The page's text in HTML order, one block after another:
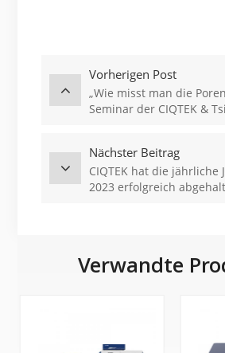
Vorherigen Post
„Wie misst man die
Seminar der CIQTEK &
Nächster Beitrag
CIQTEK hat die jährliche
2023 erfolgreich
Verwandte